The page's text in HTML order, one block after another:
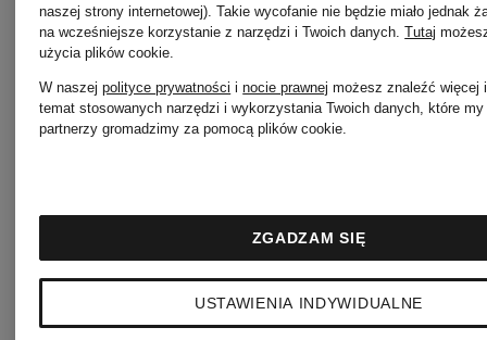
(2 485,71 zł / 1 kg)
(1 155,56
naszej strony internetowej). Takie wycofanie nie będzie miało jednak
na wcześniejsze korzystanie z narzędzi i Twoich danych.Tutaj
użycia plików cookie.
W naszejpolityce prywatności inocie prawnej możesz znaleźć więcej
temat stosowanych narzędzi i wykorzystania Twoich danych, które
partnerzy gromadzimy za pomocą plików cookie.
USTAWIENIA INDYWIDUALNE
ZGADZAM SIĘ